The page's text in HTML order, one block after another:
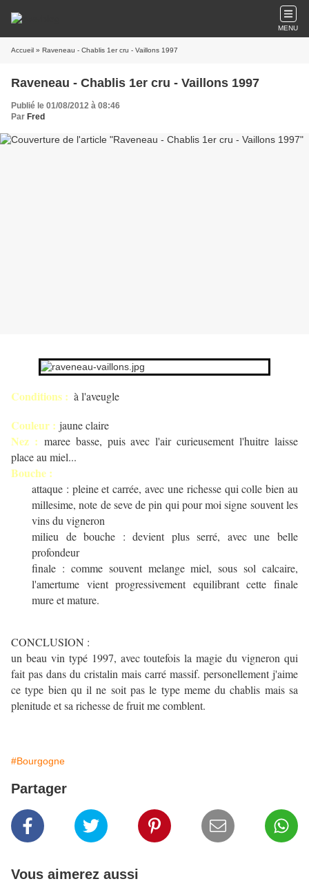
MENU
Accueil » Raveneau - Chablis 1er cru - Vaillons 1997
Raveneau - Chablis 1er cru - Vaillons 1997
Publié le 01/08/2012 à 08:46
Par Fred
Conditions : à l'aveugle
Couleur : jaune claire
Nez : maree basse, puis avec l'air curieusement l'huitre laisse
place au miel...
Bouche :
attaque : pleine et carrée, avec une richesse qui colle bien au
millesime, note de seve de pin qui pour moi signe souvent les
vins du vigneron
milieu de bouche : devient plus serré, avec une belle
profondeur
finale : comme souvent melange miel, sous sol calcaire,
l'amertume vient progressivement equilibrant cette finale
mure et mature.
CONCLUSION :
un beau vin typé 1997, avec toutefois la magie du vigneron qui
fait pas dans du cristalin mais carré massif. personellement j'aime
ce type bien qu il ne soit pas le type meme du chablis mais sa
plenitude et sa richesse de fruit me comblent.
#Bourgogne
Partager
Vous aimerez aussi